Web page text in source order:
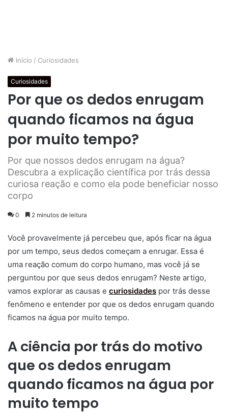
Início / Curiosidades
Curiosidades
Por que os dedos enrugam
quando ficamos na água
por muito tempo?
Por que nossos dedos enrugam na água?
Descubra a explicação científica por trás dessa
curiosa reação e como ela pode beneficiar nosso
corpo
0 2 minutos de leitura
Você provavelmente já percebeu que, após ficar na água
por um tempo, seus dedos começam a enrugar. Essa é
uma reação comum do corpo humano, mas você já se
perguntou por que seus dedos enrugam? Neste artigo,
vamos explorar as causas e curiosidades por trás desse
fenômeno e entender por que os dedos enrugam quando
ficamos na água por muito tempo.
A ciência por trás do motivo
que os dedos enrugam
quando ficamos na água por
muito tempo